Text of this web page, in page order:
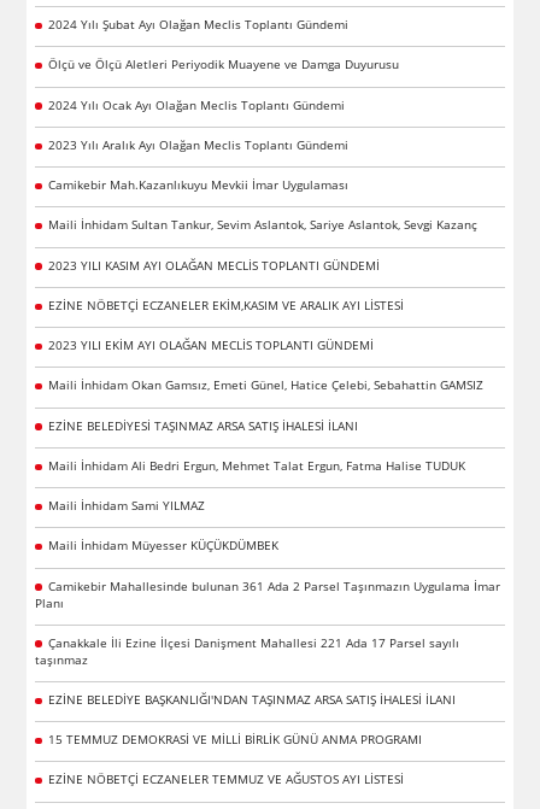
2024 Yılı Şubat Ayı Olağan Meclis Toplantı Gündemi
Ölçü ve Ölçü Aletleri Periyodik Muayene ve Damga Duyurusu
2024 Yılı Ocak Ayı Olağan Meclis Toplantı Gündemi
2023 Yılı Aralık Ayı Olağan Meclis Toplantı Gündemi
Camikebir Mah.Kazanlıkuyu Mevkii İmar Uygulaması
Maili İnhidam Sultan Tankur, Sevim Aslantok, Sariye Aslantok, Sevgi Kazanç
2023 YILI KASIM AYI OLAĞAN MECLİS TOPLANTI GÜNDEMİ
EZİNE NÖBETÇİ ECZANELER EKİM,KASIM VE ARALIK AYI LİSTESİ
2023 YILI EKİM AYI OLAĞAN MECLİS TOPLANTI GÜNDEMİ
Maili İnhidam Okan Gamsız, Emeti Günel, Hatice Çelebi, Sebahattin GAMSIZ
EZİNE BELEDİYESİ TAŞINMAZ ARSA SATIŞ İHALESİ İLANI
Maili İnhidam Ali Bedri Ergun, Mehmet Talat Ergun, Fatma Halise TUDUK
Maili İnhidam Sami YILMAZ
Maili İnhidam Müyesser KÜÇÜKDÜMBEK
Camikebir Mahallesinde bulunan 361 Ada 2 Parsel Taşınmazın Uygulama İmar
Planı
Çanakkale İli Ezine İlçesi Danişment Mahallesi 221 Ada 17 Parsel sayılı
taşınmaz
EZİNE BELEDİYE BAŞKANLIĞI'NDAN TAŞINMAZ ARSA SATIŞ İHALESİ İLANI
15 TEMMUZ DEMOKRASİ VE MİLLİ BİRLİK GÜNÜ ANMA PROGRAMI
EZİNE NÖBETÇİ ECZANELER TEMMUZ VE AĞUSTOS AYI LİSTESİ